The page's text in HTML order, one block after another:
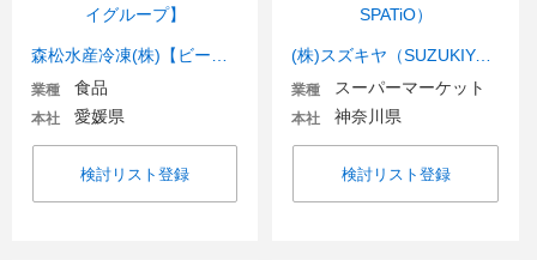
業種 食品
本社 愛媛県
検討リスト登録
(株)スズキヤ（SUZUKIYA、SPATiO）
業種 スーパーマーケット
本社 神奈川県
検討リスト登録